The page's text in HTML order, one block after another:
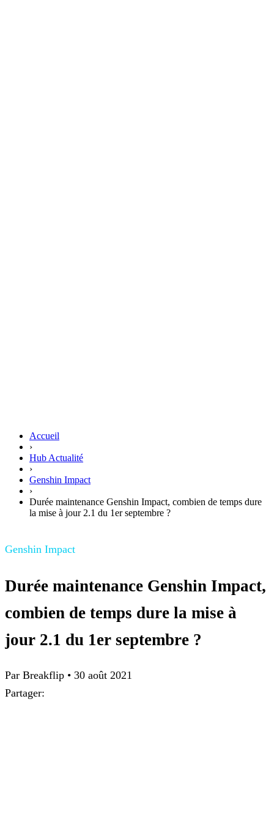
Accueil
›
Hub Actualité
›
Genshin Impact
›
Durée maintenance Genshin Impact, combien de temps dure
la mise à jour 2.1 du 1er septembre ?
Genshin Impact
Durée maintenance Genshin Impact,
combien de temps dure la mise à
jour 2.1 du 1er septembre ?
Par Breakflip • 30 août 2021
Partager: